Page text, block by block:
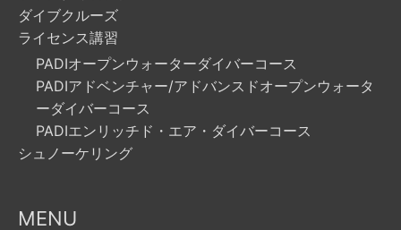
ダイブクルーズ
ライセンス講習
PADIオープンウォーターダイバーコース
PADIアドベンチャー/アドバンスドオープンウォータ
ーダイバーコース
PADIエンリッチド・エア・ダイバーコース
シュノーケリング
MENU